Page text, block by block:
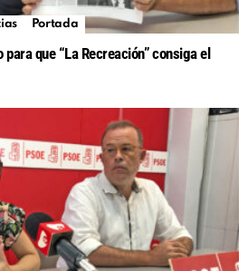
Portada
para que “La Recreación” consiga el